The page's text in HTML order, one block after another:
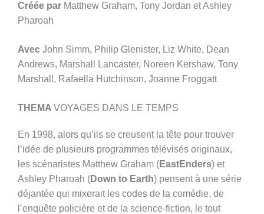
Créée par Matthew Graham, Tony Jordan et Ashley
Pharoah
Avec John Simm, Philip Glenister, Liz White, Dean
Andrews, Marshall Lancaster, Noreen Kershaw, Tony
Marshall, Rafaella Hutchinson, Joanne Froggatt
THEMA VOYAGES DANS LE TEMPS
En 1998, alors qu’ils se creusent la tête pour trouver
l’idée de plusieurs programmes télévisés originaux,
les scénaristes Matthew Graham (EastEnders) et
Ashley Pharoah (Down to Earth) pensent à une série
déjantée qui mixerait les codes de la comédie, de
l’enquête policière et de la science-fiction, le tout